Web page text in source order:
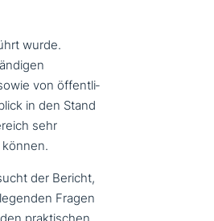
wurde.
von öffent­li­
in den Stand
sehr
der Bericht,
Fragen